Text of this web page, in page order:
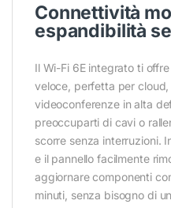
Connettività
espandibilità
Il Wi-Fi 6E integrato ti
veloce, perfetta per
videoconferenze in alta
preoccuparti di cavi o
scorre senza interruzioni.
e il pannello facilmente
aggiornare componenti
minuti, senza bisogno di